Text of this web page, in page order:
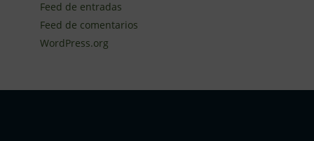
Feed de entradas
Feed de comentarios
WordPress.org